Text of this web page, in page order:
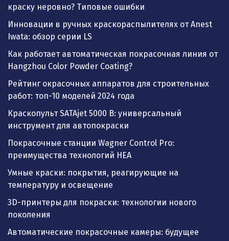
краску неровно? Типовые ошибки
Инновации в ручных краскораспылителях от Anest
Iwata: обзор серии LS
Как работает автоматическая покрасочная линия от
Hangzhou Color Powder Coating?
Рейтинг окрасочных аппаратов для строительных
работ: топ-10 моделей 2024 года
Краскопульт SATAjet 5000 B: универсальный
инструмент для автопокраски
Покрасочные станции Wagner Control Pro:
преимущества технологий HEA
Умные краски: покрытия, реагирующие на
температуру и освещение
3D-принтеры для покраски: технологии нового
поколения
Автоматические покрасочные камеры: будущее